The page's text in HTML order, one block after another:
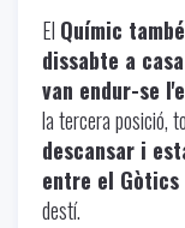
El Químic
dissabte a
van endur-se
la tercera posició,
descansar i
entre el Gòtics
destí.